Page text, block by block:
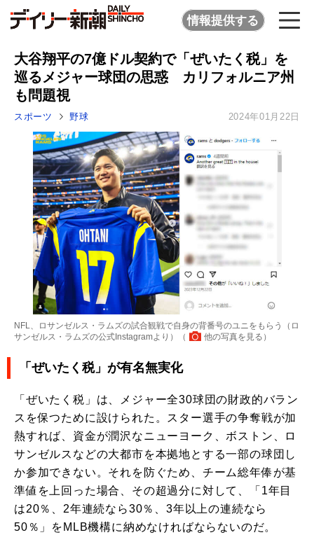
情報提供する
大谷翔平の7億ドル契約で「ぜいたく税」を
巡るメジャー球団の思惑 カリフォルニア州
も問題視
スポーツ 野球 2024年01月22日
NFL、ロサンゼルス・ラムズの試合観戦で自身の背番号のユニをもらう（ロ
サンゼルス・ラムズの公式Instagramより）（
他の写真を見る ）
「ぜいたく税」が有名無実化
「ぜいたく税」は、メジャー全30球団の財政的バラン
スを保つために設けられた。スター選手の争奪戦が加
熱すれば、資金が潤沢なニューヨーク、ボストン、ロ
サンゼルスなどの大都市を本拠地とする一部の球団し
か参加できない。それを防ぐため、チーム総年俸が基
準値を上回った場合、その超過分に対して、「1年目
は20％、2年連続なら30％、3年以上の連続なら
50％」をMLB機構に納めなければならないのだ。